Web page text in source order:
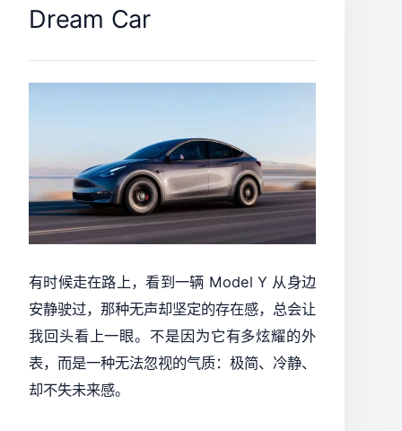
Dream Car
有时候走在路上，看到一辆 Model Y 从身边
安静驶过，那种无声却坚定的存在感，总会让
我回头看上一眼。不是因为它有多炫耀的外
表，而是一种无法忽视的气质：极简、冷静、
却不失未来感。